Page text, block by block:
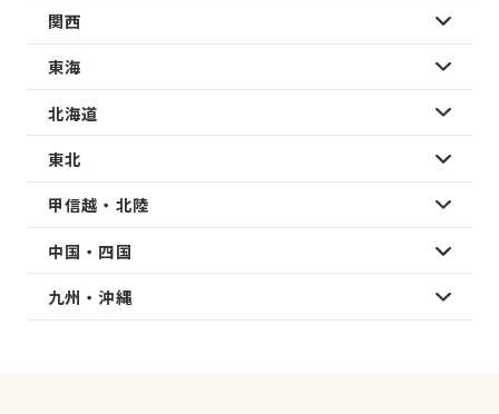
関西
東海
北海道
東北
甲信越・北陸
中国・四国
九州・沖縄